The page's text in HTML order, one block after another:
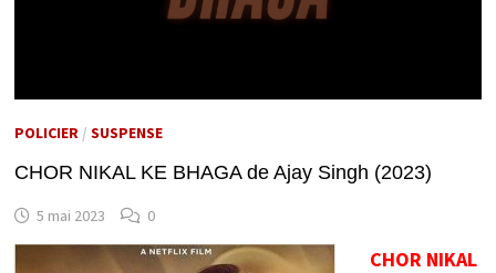
POLICIER / SUSPENSE
CHOR NIKAL KE BHAGA de Ajay Singh (2023)
5 mai 2023 0
CHOR NIKAL